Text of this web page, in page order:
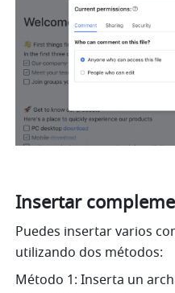
Insertar
Puedes insertar varios
utilizando dos métodos:
Método 1: Inserta un